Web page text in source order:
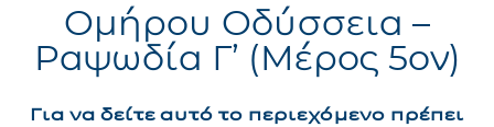
Ομήρου Οδύσσεια –
Ραψωδία Γ’ (Μέρος 5ον)
Για να δείτε αυτό το περιεχόμενο πρέπει